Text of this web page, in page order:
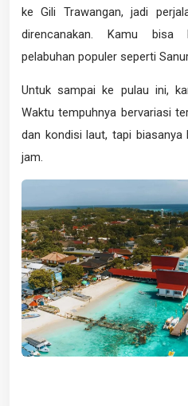
ke Gili Trawangan, jadi
direncanakan. Kamu bisa
pelabuhan populer seperti
Untuk sampai ke pulau ini,
Waktu tempuhnya bervariasi
dan kondisi laut, tapi
jam.